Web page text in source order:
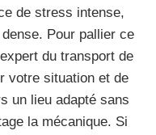
de stress intense,
Pour pallier ce
du transport de
votre situation et de
un lieu adapté sans
la mécanique. Si